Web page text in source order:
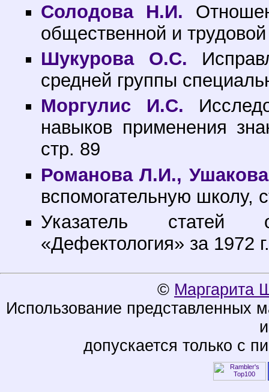
Солодова Н.И.
общественной и
Шукурова О.С.
средней группы
Моргулис И.С.
навыков применения
стр. 89
Романова Л.И.,
вспомогательную школу,
Указатель статей
«Дефектология» за 1972
© Маргарита
Использование представленных
допускается только с